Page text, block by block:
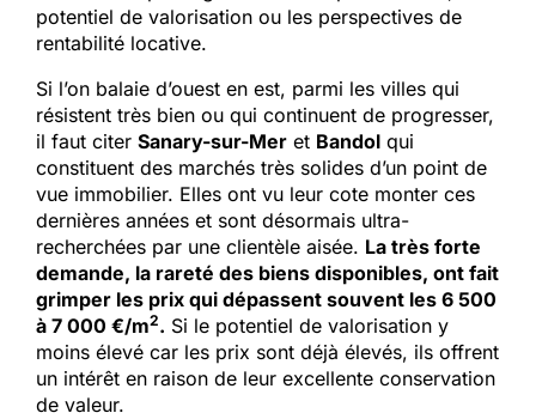
potentiel de valorisation ou les perspectives de
rentabilité locative.
Si l’on balaie d’ouest en est, parmi les villes qui
résistent très bien ou qui continuent de progresser,
il faut citer Sanary-sur-Mer et Bandol qui
constituent des marchés très solides d’un point de
vue immobilier. Elles ont vu leur cote monter ces
dernières années et sont désormais ultra-
recherchées par une clientèle aisée. La très forte
demande, la rareté des biens disponibles, ont fait
grimper les prix qui dépassent souvent les 6 500
à 7 000 €/m2. Si le potentiel de valorisation y
moins élevé car les prix sont déjà élevés, ils offrent
un intérêt en raison de leur excellente conservation
de valeur.